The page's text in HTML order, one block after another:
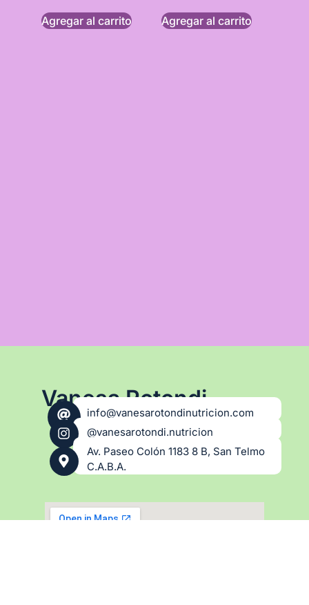
Agregar al carrito Agregar al carrito
Vanesa Rotondi
info@vanesarotondinutricion.com
@vanesarotondi.nutricion
Av. Paseo Colón 1183 8 B, San Telmo
C.A.B.A.